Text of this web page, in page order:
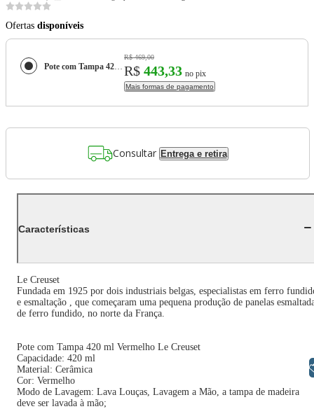
Ofertas disponíveis
Pote com Tampa 420 ml Vermelho Le Creuset
R$ 469,00
R$ 443,33 no pix
Mais formas de pagamento
Consultar Entrega e retira
Características
Le Creuset
Fundada em 1925 por dois industriais belgas, especialistas em ferro
e esmaltação , que começaram uma pequena produção de panelas
de ferro fundido, no norte da França.
Pote com Tampa 420 ml Vermelho Le Creuset
Capacidade: 420 ml
Material: Cerâmica
Cor: Vermelho
Modo de Lavagem: Lava Louças, Lavagem a Mão, a tampa de madeira
deve ser lavada à mão;